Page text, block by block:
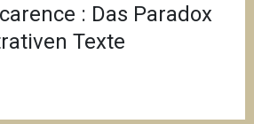
: Das Paradox
Texte